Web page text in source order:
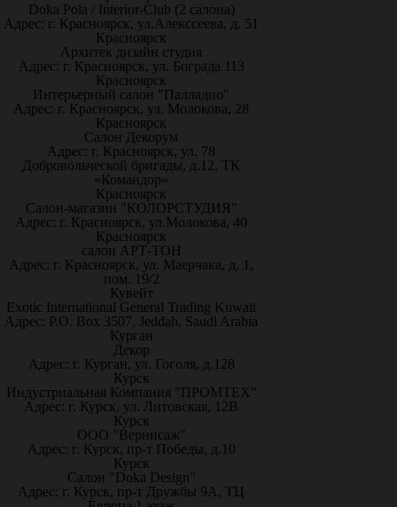
Doka Pola / Interior-Club (2 салона)
Адрес: г. Красноярск, ул.Алекссеева, д. 51
Красноярск
Архитек дизайн студия
Адрес: г. Красноярск, ул. Бограда 113
Красноярск
Интерьерный салон "Палладио"
Адрес: г. Красноярск, ул. Молокова, 28
Красноярск
Салон Декорум
Адрес: г. Красноярск, ул. 78
Добровольческой бригады, д.12, ТК
«Командор»
Красноярск
Салон-магазин "КОЛОРСТУДИЯ"
Адрес: г. Красноярск, ул.Молокова, 40
Красноярск
салон АРТ-ТОН
Адрес: г. Красноярск, ул. Маерчака, д. 1,
пом. 19/2
Кувейт
Exotic International General Trading Kuwait
Адрес: P.O. Box 3507, Jeddah, Saudi Arabia
Курган
Декор
Адрес: г. Курган, ул. Гоголя, д.128
Курск
Индустриальная Компания "ПРОМТЕХ"
Адрес: г. Курск, ул. Литовская, 12В
Курск
ООО "Вернисаж"
Адрес: г. Курск, пр-т Победы, д.10
Курск
Салон "Doka Design"
Адрес: г. Курск, пр-т Дружбы 9А, ТЦ